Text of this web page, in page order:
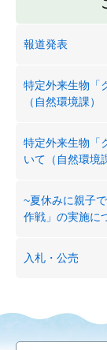
報道発表
特定外来生物「
（自然環境課）
特定外来生物「
いて（自然環境
~夏休みに親子
作戦」の実施に
入札・公売